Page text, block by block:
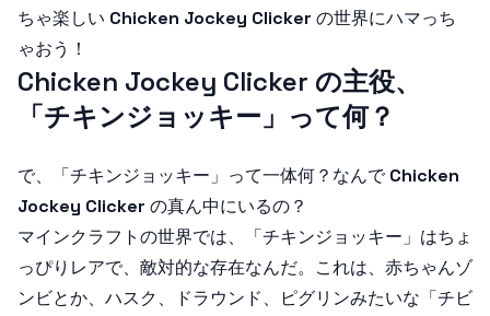
ちゃ楽しい Chicken Jockey Clicker の世界にハマっち
ゃおう！
Chicken Jockey Clicker の主役、
「チキンジョッキー」って何？
で、「チキンジョッキー」って一体何？なんでChicken
Jockey Clicker の真ん中にいるの？
マインクラフトの世界では、「チキンジョッキー」はちょ
っぴりレアで、敵対的な存在なんだ。これは、赤ちゃんゾ
ンビとか、ハスク、ドラウンド、ピグリンみたいな「チビ